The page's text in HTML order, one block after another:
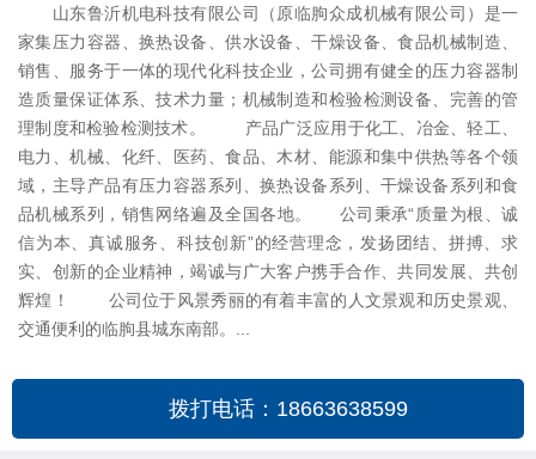
山东鲁沂机电科技有限公司（原临朐众成机械有限公司）是一
家集压力容器、换热设备、供水设备、干燥设备、食品机械制造、
销售、服务于一体的现代化科技企业，公司拥有健全的压力容器制
造质量保证体系、技术力量；机械制造和检验检测设备、完善的管
理制度和检验检测技术。 产品广泛应用于化工、冶金、轻工、
电力、机械、化纤、医药、食品、木材、能源和集中供热等各个领
域，主导产品有压力容器系列、换热设备系列、干燥设备系列和食
品机械系列，销售网络遍及全国各地。 公司秉承“质量为根、诚
信为本、真诚服务、科技创新”的经营理念，发扬团结、拼搏、求
实、创新的企业精神，竭诚与广大客户携手合作、共同发展、共创
辉煌！ 公司位于风景秀丽的有着丰富的人文景观和历史景观、
交通便利的临朐县城东南部。...
拨打电话：18663638599